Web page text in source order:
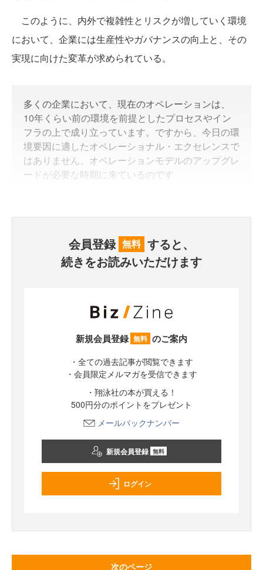
このように、内外で複雑性とリスクが増していく環境
において、企業には生産性やガバナンスの向上と、その
実現に向けた変革が求められている。
多くの企業において、現在のオペレーションは、
10年くらい前の環境を前提としたプロセスやイン
フラの上で成り立っています。ですから、今日の環
境要因に適したオペレーショナル・エクセレンスで
はありません。オペレーションモデルのアップグレ
ードが必要な時期に来ているのです
会員登録 無料 すると、
続きをお読みいただけます
新規会員登録 無料 のご案内
・全ての過去記事が閲覧できます
・会員限定メルマガを受信できます
・翔泳社の本が買える！
500円分のポイントをプレゼント
メールバックナンバー
新規会員登録 無料
ログイン
次のページ